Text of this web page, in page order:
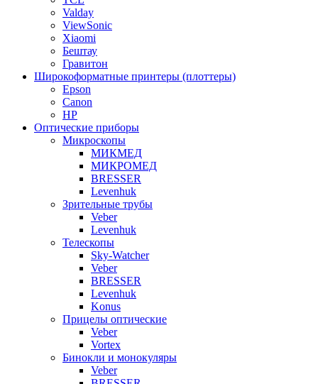
Valday
ViewSonic
Xiaomi
Бештау
Гравитон
Широкоформатные принтеры (плоттеры)
Epson
Canon
HP
Оптические приборы
Микроскопы
МИКМЕД
МИКРОМЕД
BRESSER
Levenhuk
Зрительные трубы
Veber
Levenhuk
Телескопы
Sky-Watcher
Veber
BRESSER
Levenhuk
Konus
Прицелы оптические
Veber
Vortex
Бинокли и монокуляры
Veber